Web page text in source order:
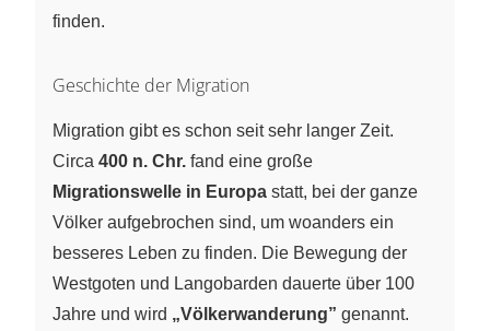
finden.
Geschichte der Migration
Migration gibt es schon seit sehr langer Zeit.
Circa 400 n. Chr. fand eine große
Migrationswelle in Europa statt, bei der ganze
Völker aufgebrochen sind, um woanders ein
besseres Leben zu finden. Die Bewegung der
Westgoten und Langobarden dauerte über 100
Jahre und wird „Völkerwanderung” genannt.